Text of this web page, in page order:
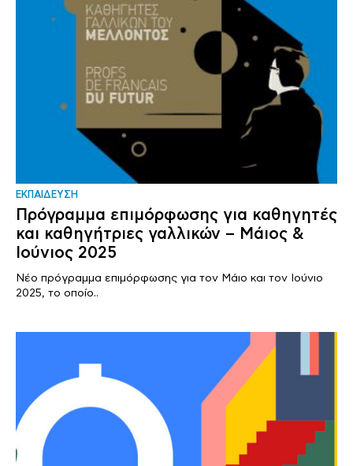
ΕΚΠΑΙΔΕΥΣΗ
Πρόγραμμα επιμόρφωσης για καθηγητές
και καθηγήτριες γαλλικών – Μάιος &
Ιούνιος 2025
Νέο πρόγραμμα επιμόρφωσης για τον Μάιο και τον Ιούνιο
2025, το οποίο..